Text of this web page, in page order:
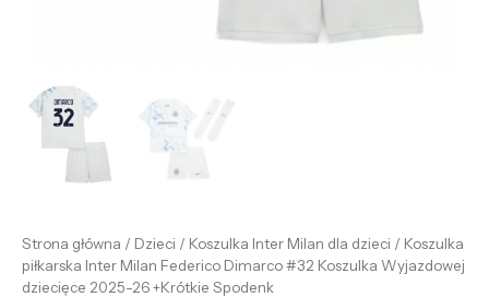
Strona główna / Dzieci / Koszulka Inter Milan dla dzieci / Koszulka
piłkarska Inter Milan Federico Dimarco #32 Koszulka Wyjazdowej
dziecięce 2025-26 +Krótkie Spodenk